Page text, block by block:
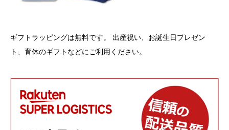
ギフトラッピングは無料です。 出産祝い、お誕生日プレゼン
ト、育休のギフトなどにご利用ください。